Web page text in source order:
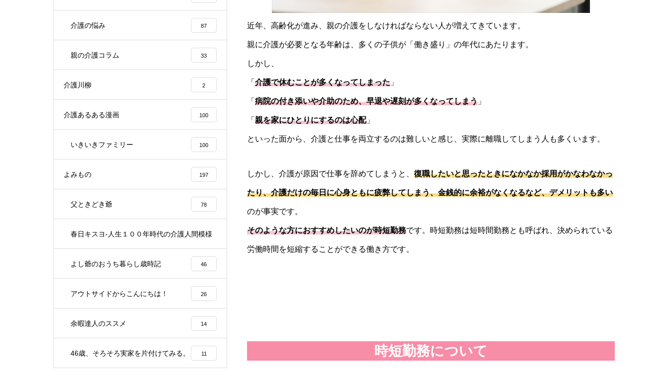
近年、高齢化が進み、親の介護をしなければならない人が増えてきています。
親に介護が必要となる年齢は、多くの子供が「働き盛り」の年代にあたります。
しかし、
「 介護で休むことが多くなってしまった 」
「 病院の付き添いや介助のため、早退や遅刻が多くなってしまう 」
「 親を家にひとりにするのは心配」
といった面から、介護と仕事を両立するのは難しいと感じ、実際に離職してしまう人も多くいます。
しかし、介護が原因で仕事を辞めてしまうと、 復職したいと思ったときになかなか採用がかなわなかっ
たり、介護だけの毎日に心身ともに疲弊してしまう、金銭的に余裕がなくなるなど、デメリットも多い
のが事実です。
そのような方におすすめしたいのが時短勤務です。時短勤務は短時間勤務とも呼ばれ、決められている
労働時間を短縮することができる働き方です。
時短勤務について
介護の悩み 87
親の介護コラム 33
介護川柳 2
介護あるある漫画 100
いきいきファミリー 100
よみもの 197
父ときどき爺 78
春日キスヨ-人生１００年時代の介護人間模様
よし爺のおうち暮らし歳時記 46
アウトサイドからこんにちは！ 26
余暇達人のススメ 14
46歳、そろそろ実家を片付けてみる。 11